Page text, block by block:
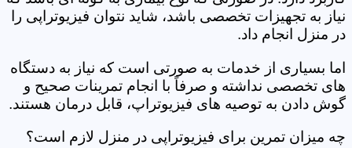
نیاز به تجهیزات تخصصی باشد، شاید نتوان فیزیوتراپی را
در منزل انجام داد.
اما بسیاری از خدمات به صورتی است که نیاز به دستگاه
های تخصصی نداشته و صرفاً با انجام تمرینات صحیح و
گوش دادن به توصیه های فیزیوتراپ، قابل درمان هستند.
چه میزان تمرین برای فیزیوتراپی در منزل لازم است؟